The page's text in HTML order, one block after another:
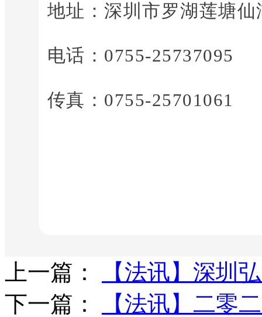
地址：深圳市罗湖莲塘
电话：0755-25737095
传真：0755-25701061
上一篇：
【法讯】深圳
下一篇：
【法讯】二零